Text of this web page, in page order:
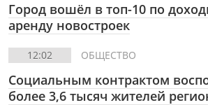
Город вошёл в топ-10 по
аренду новостроек
12:02 ОБЩЕСТВО
Социальным контрактом
более 3,6 тысяч жителей